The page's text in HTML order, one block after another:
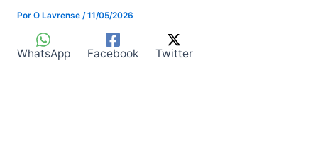
Por O Lavrense /11/05/2026
WhatsApp Facebook Twitter